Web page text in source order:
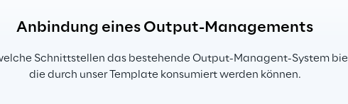
Anbindung eines Output-Managements
Schnittstellen das bestehende Output-Managent-System
die durch unser Template konsumiert werden können.